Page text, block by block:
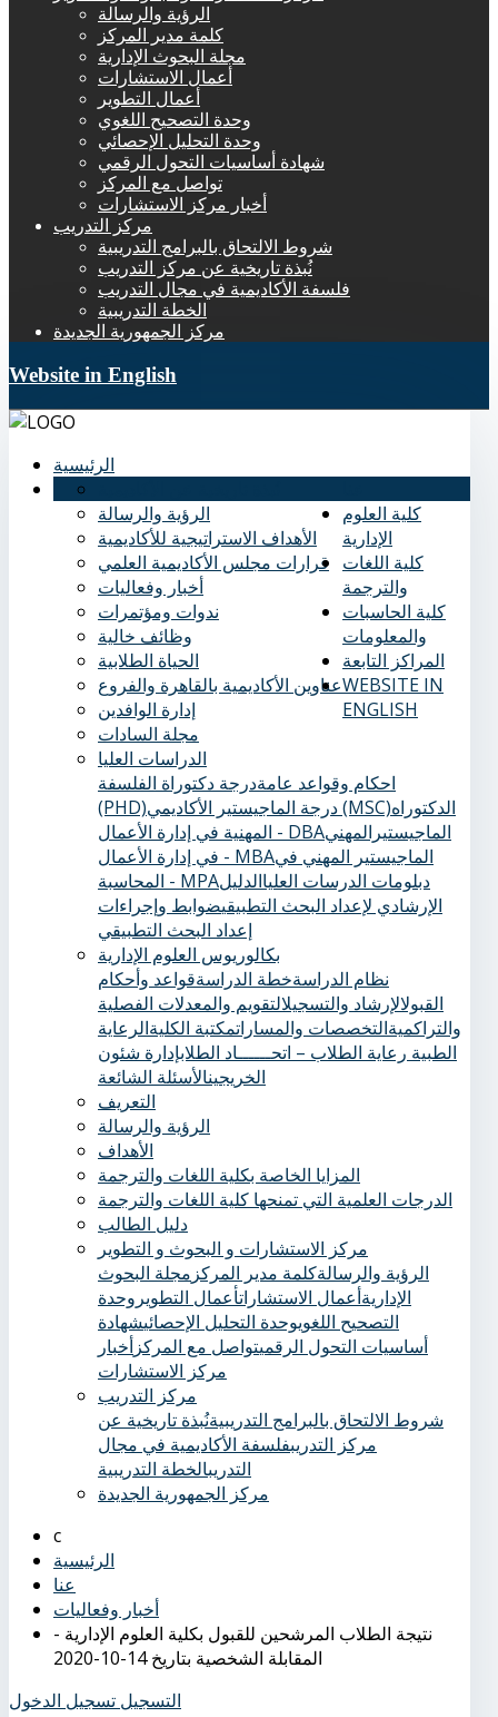
الرؤية والرسالة
كلمة مدير المركز
مجلة البحوث الإدارية
أعمال الاستشارات
أعمال التطوير
وحدة التصحيح اللغوي
وحدة التحليل الإحصائي
شهادة أساسيات التحول الرقمي
تواصل مع المركز
أخبار مركز الاستشارات
مركز التدريب
شروط الالتحاق بالبرامج التدريبية
نُبذة تاريخية عن مركز التدريب
فلسفة الأكاديمية في مجال التدريب
الخطة التدريبية
مركز الجمهورية الجديدة
Website in English
الرئيسية
الرؤية والرسالة
الأهداف الاستراتيجية للأكاديمية
قرارات مجلس الأكاديمية العلمي
أخبار وفعاليات
ندوات ومؤتمرات
وظائف خالية
الحياة الطلابية
عناوين الأكاديمية بالقاهرة والفروع
إدارة الوافدين
كلية العلوم
الإدارية
مجلة السادات
الدراسات العليا
احكام وقواعد عامةدرجة دكتوراة الفلسفة
(PHD)
درجة الماجيستير الأكاديمي (MSC)الدكتوراه
المهنية في إدارة الأعمال - DBAالماجيستيرالمهني
في إدارة الأعمال - MBAالماجيستير المهني في
المحاسبة - MPA
دبلومات الدرسات العلياالدليل
الإرشادي لإعداد البحث التطبيقيضوابط وإجراءات
إعداد البحث التطبيقي
بكالوريوس العلوم الإدارية
نظام الدراسةخطة الدراسةقواعد وأحكام
القبولالإرشاد والتسجيلالتقويم والمعدلات الفصلية
والتراكميةالتخصصات والمساراتمكتبة الكليةالرعاية
الطبية ‏ رعاية الطلاب – اتحــــــاد الطلابإدارة شئون
الخريجينالأسئلة الشائعة
كلية اللغات
والترجمة
التعريف
الرؤية والرسالة
الأهداف
المزايا الخاصة بكلية اللغات والترجمة
الدرجات العلمية التي تمنحها كلية اللغات والترجمة
دليل الطالب
كلية الحاسبات
والمعلومات
المراكز التابعة
مركز الاستشارات و البحوث و التطوير
الرؤية والرسالةكلمة مدير المركز مجلة البحوث
الإداريةأعمال الاستشاراتأعمال التطوير وحدة
التصحيح اللغويوحدة التحليل الإحصائيشهادة
أساسيات التحول الرقميتواصل مع المركزأخبار
مركز الاستشارات
مركز التدريب
شروط الالتحاق بالبرامج التدريبيةنُبذة تاريخية عن
مركز التدريبفلسفة الأكاديمية في مجال
التدريبالخطة التدريبية
مركز الجمهورية الجديدة
WEBSITE IN
ENGLISH
الرئيسية
عنا
أخبار وفعاليات
نتيجة الطلاب المرشحين للقبول بكلية العلوم الإدارية -
المقابلة الشخصية بتاريخ 14-10-2020
التسجيل تسجيل الدخول